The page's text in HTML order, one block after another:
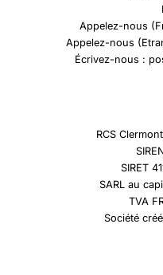
Appelez-nous
Appelez-nous
Écrivez-nous :
RCS
SIRET
SARL au
TVA
Société